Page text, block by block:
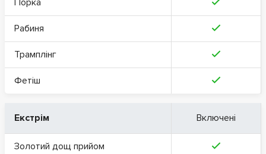
Порка
Рабиня
Трамплінг
Фетіш
Екстрім Включені
Золотий дощ прийом